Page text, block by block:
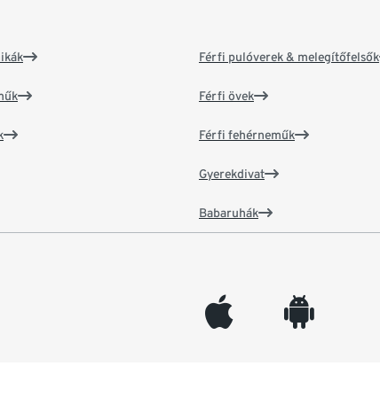
Férfi pulóverek & melegítőfelsők
Férfi övek
Férfi fehérneműk
Gyerekdivat
Babaruhák
appleinc android